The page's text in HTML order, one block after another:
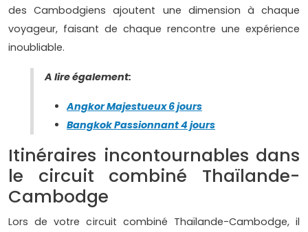
des Cambodgiens ajoutent une dimension à chaque
voyageur, faisant de chaque rencontre une expérience
inoubliable.
A lire également:
Angkor Majestueux 6 jours
Bangkok Passionnant 4 jours
Itinéraires incontournables dans
le circuit combiné Thaïlande-
Cambodge
Lors de votre circuit combiné Thaïlande-Cambodge, il